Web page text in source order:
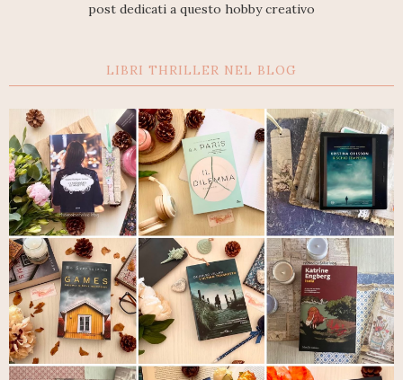
post dedicati a questo hobby creativo
LIBRI THRILLER NEL BLOG